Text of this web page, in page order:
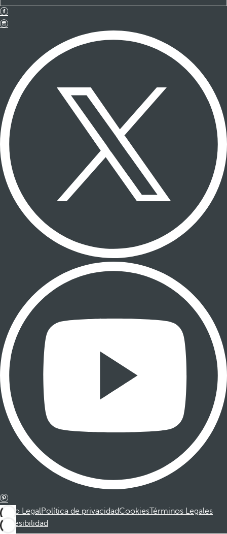
Aviso LegalPolítica de privacidadCookiesTérminos Legales
Accesibilidad